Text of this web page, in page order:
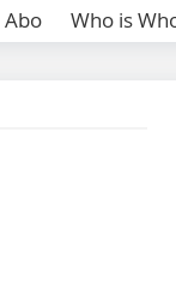
Abo Who is